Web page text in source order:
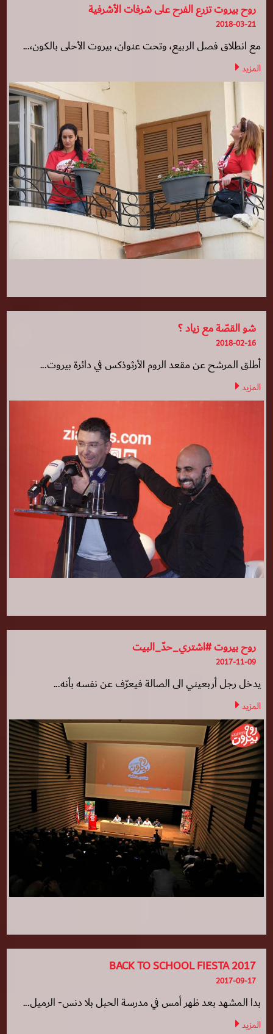
روح بيروت تزرع الفرح على شرفات الأشرفية
2018-03-21
مع انطلاق فصل الربيع، وتحت عنوان، بيروت الأحلى بالكون،...
المزيد
شو القصّة مع زياد ؟
2018-02-16
أطلق المرشح عن مقعد الروم الأرثوذكس في دائرة بيروت...
المزيد
روح بيروت #اشتري_حدّ_البيت
2017-11-09
يدخل رجل أربعيني الى الصالة فيعرّف عن نفسه بأنه...
المزيد
BACK TO SCHOOL FIESTA 2017
2017-09-17
بدا المشهد بعد ظهر أمس في مدرسة الحبل بلا دنس- الرميل...
المزيد